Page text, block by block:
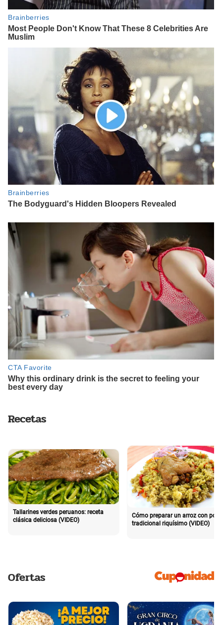
Recetas
Tallarines verdes peruanos: receta
clásica deliciosa (VIDEO)
Cómo preparar un arroz con pollo
tradicional riquísimo (VIDEO)
Ofertas